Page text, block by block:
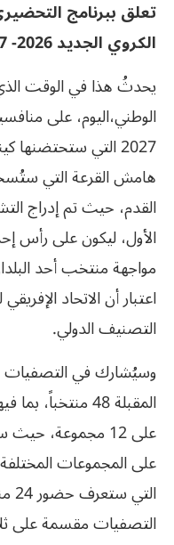
تعلق ببرنامج
الكروي الجديد 2026- 2027.
يحدثُ هذا في الوقت
الوطني،اليوم، على
2027 التي ستحتضنها
هامش القرعة التي
القدم، حيث تم إدراج
الأول، ليكون على رأس
مواجهة منتخب أحد
اعتبار أن الاتحاد
التصنيف الدولي.
وسيُشارك في التصفيات
المقبلة 48
على 12 مجموعة،
على المجموعات
التصفيات مقسمة على